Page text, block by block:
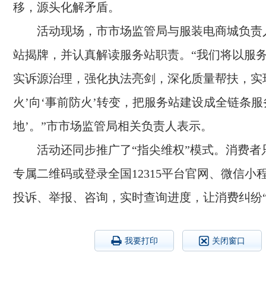
移，源头化解矛盾。
活动现场，市市场监管局与服装电商城负
站揭牌，并认真解读服务站职责。“我们将以服
实诉源治理，强化执法亮剑，深化质量帮扶，实
火’向‘事前防火’转变，把服务站建设成全链条服
地’。”市市场监管局相关负责人表示。
活动还同步推广了“指尖维权”模式。消费者
专属二维码或登录全国12315平台官网、微信小
投诉、举报、咨询，实时查询进度，让消费纠纷
我要打印 关闭窗口